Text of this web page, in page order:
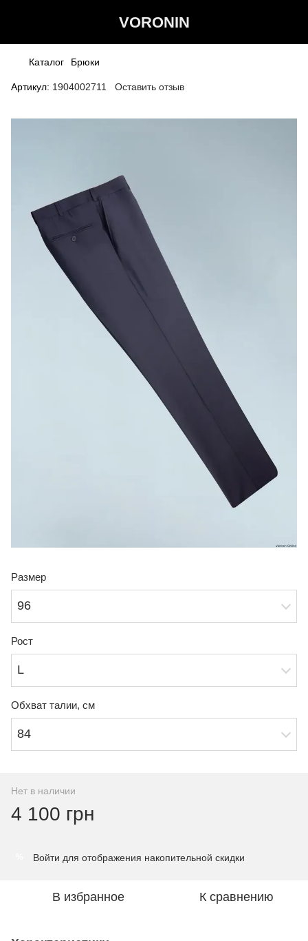
VORONIN
Каталог Брюки
Артикул: 1904002711 Оставить отзыв
Размер
96
Рост
L
Обхват талии, см
84
Нет в наличии
4 100 грн
Войти для отображения накопительной скидки
В избранное К сравнению